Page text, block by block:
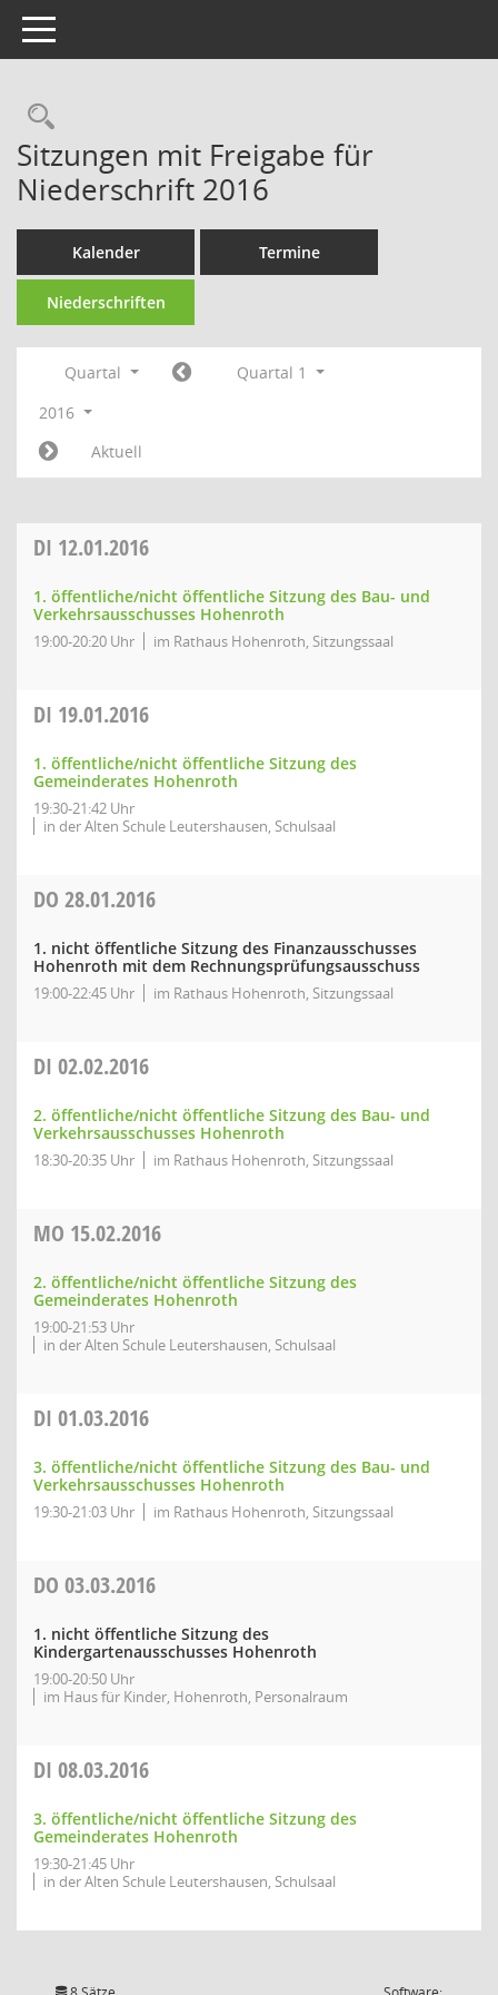
Toggle navigation
Rechercheauswahl
Sitzungen mit Freigabe für
Niederschrift 2016
Kalender Termine
Niederschriften
Quartal
Quartal 1
2016
Aktuell
DI 12.01.2016
1. öffentliche/nicht öffentliche Sitzung des Bau- und
Verkehrsausschusses Hohenroth
19:00-20:20 Uhr im Rathaus Hohenroth, Sitzungssaal
DI 19.01.2016
1. öffentliche/nicht öffentliche Sitzung des
Gemeinderates Hohenroth
19:30-21:42 Uhr
in der Alten Schule Leutershausen, Schulsaal
DO 28.01.2016
1. nicht öffentliche Sitzung des Finanzausschusses
Hohenroth mit dem Rechnungsprüfungsausschuss
19:00-22:45 Uhr im Rathaus Hohenroth, Sitzungssaal
DI 02.02.2016
2. öffentliche/nicht öffentliche Sitzung des Bau- und
Verkehrsausschusses Hohenroth
18:30-20:35 Uhr im Rathaus Hohenroth, Sitzungssaal
MO 15.02.2016
2. öffentliche/nicht öffentliche Sitzung des
Gemeinderates Hohenroth
19:00-21:53 Uhr
in der Alten Schule Leutershausen, Schulsaal
DI 01.03.2016
3. öffentliche/nicht öffentliche Sitzung des Bau- und
Verkehrsausschusses Hohenroth
19:30-21:03 Uhr im Rathaus Hohenroth, Sitzungssaal
DO 03.03.2016
1. nicht öffentliche Sitzung des
Kindergartenausschusses Hohenroth
19:00-20:50 Uhr
im Haus für Kinder, Hohenroth, Personalraum
DI 08.03.2016
3. öffentliche/nicht öffentliche Sitzung des
Gemeinderates Hohenroth
19:30-21:45 Uhr
in der Alten Schule Leutershausen, Schulsaal